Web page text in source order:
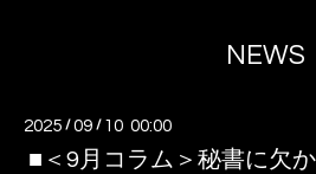
NEWS
2025 /09 / 10 00:00
■＜9月コラム＞秘書に欠